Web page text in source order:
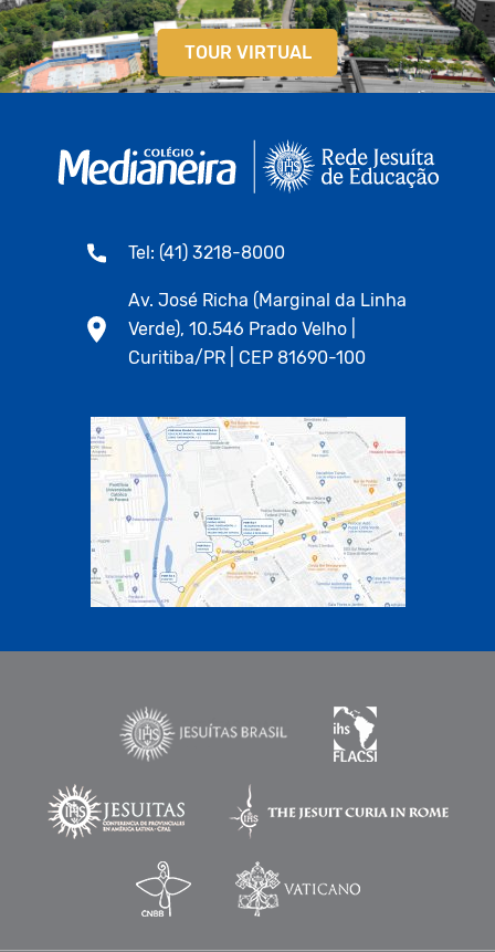
TOUR VIRTUAL
Tel: (41) 3218-8000
Av. José Richa (Marginal da Linha
Verde), 10.546 Prado Velho |
Curitiba/PR | CEP 81690-100